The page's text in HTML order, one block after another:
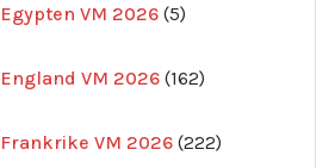
Egypten VM 2026 5
produkter
England VM 2026 162
produkter
Frankrike VM 2026 222
produkter